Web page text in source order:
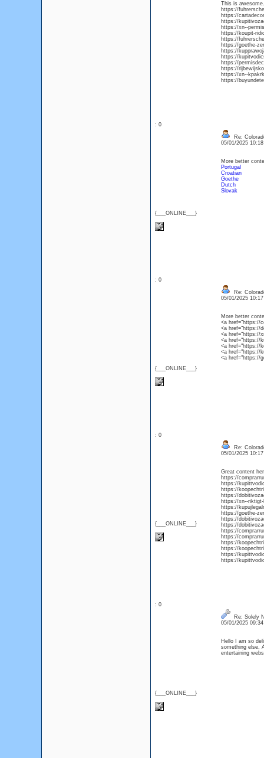
This is
https://
https://
https://
https://xn--
https://koupit-
https://
https://goethe-
https://
https://
https://
https://
https://xn--
https://
: 0
{___ONLINE___}
Re:
05/01/2025
More better
Portugal
Croatian
Goethe
Dutch
Slovak
: 0
{___ONLINE___}
Re:
05/01/2025
More better
<a href="https://
<a href="https://
<a href="https://
<a href="https://
<a href="https://
<a href="https://
<a href="https://
: 0
{___ONLINE___}
Re:
05/01/2025
Great content
https://
https://
https://
https://
https://xn--
https://
https://goethe-
https://
https://
https://
https://
https://
https://
https://
https://
: 0
{___ONLINE___}
Re: Solely
05/01/2025
Hello I am so
something else,
entertaining